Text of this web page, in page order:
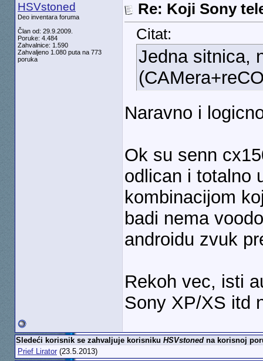
HSVstoned
Deo inventara foruma
Član od: 29.9.2009.
Poruke: 4.484
Zahvalnice: 1.590
Zahvaljeno 1.080 puta na 773
poruka
Re: Koji Sony
Citat:
Jedna sitnica,
Naravno i
Ok su senn
odlican i totalno
kombinacijom
badi nema
androidu zvuk
Rekoh vec, isti
Sony XP/XS itd
Sledeći korisnik se zahvaljuje korisniku HSVstonedna korisnoj
Prief Lirator(23.5.2013)